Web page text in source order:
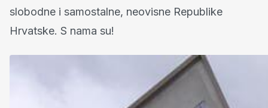
slobodne i samostalne, neovisne Republike
Hrvatske. S nama su!